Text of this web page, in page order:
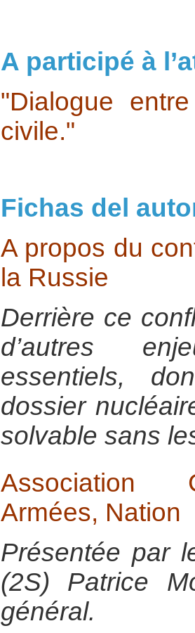
A participé à
"Dialogue
civile."
Fichas del
A propos du
la Russie
Derrière ce
d’autres
essentiels,
dossier
solvable sans
Association
Armées, Nation
Présentée par
(2S) Patrice
général.